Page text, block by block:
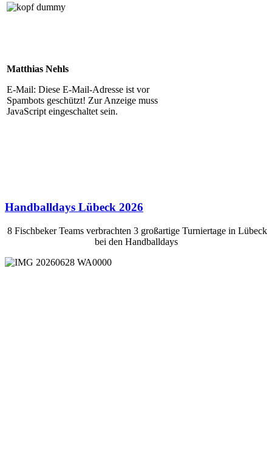
Matthias Nehls
E-Mail: Diese E-Mail-Adresse ist vor
Spambots geschützt! Zur Anzeige muss
JavaScript eingeschaltet sein.
Handballdays Lübeck 2026
8 Fischbeker Teams verbrachten 3 großartige Turniertage in Lübeck
bei den Handballdays